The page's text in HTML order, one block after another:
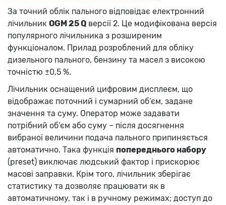
За точний облік пального відповідає електронний
лічильник OGM 25 Q версії 2. Це модифікована версія
популярного лічильника з розширеним
функціоналом. Прилад розроблений для обліку
дизельного пального, бензину та масел з високою
точністю ±0,5 %.
Лічильник оснащений цифровим дисплеєм, що
відображає поточний і сумарний об’єм, задане
значення та суму. Оператор може задавати
потрібний об’єм або суму – після досягнення
вибраної величини подача пального припиняється
автоматично. Така функція попереднього набору
(preset) виключає людський фактор і прискорює
масові заправки. Крім того, лічильник зберігає
статистику та дозволяє працювати як в
автоматичному, так і в ручному режимах; доступ до